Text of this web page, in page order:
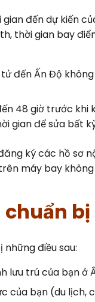
đến dự kiến
thời gian bay
đến Ấn Độ
48 giờ trước khi
gian để sửa bất
ký các hồ sơ
máy bay
chuẩn bị
điều sau:
lưu trú của bạn ở
của bạn (du lịch,